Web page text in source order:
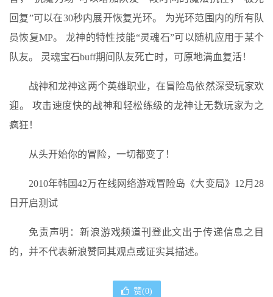
回复”可以在30秒内展开恢复光环。 为光环范围内的所有队
员恢复MP。 龙神的特性技能“灵魂石”可以随机应用于某个
队友。 灵魂宝石buff期间队友死亡时，可原地满血复活！
战神和龙神这两个英雄职业，在冒险岛依然深受玩家欢
迎。 攻击速度快的战神和轻松练级的龙神让无数玩家为之
疯狂！
从头开始你的冒险，一切都变了！
2010年韩国42万在线网络游戏冒险岛《大变局》12月28
日开启测试
免责声明：新浪游戏频道刊登此文出于传递信息之目
的，并不代表新浪赞同其观点或证实其描述。
赞(0)